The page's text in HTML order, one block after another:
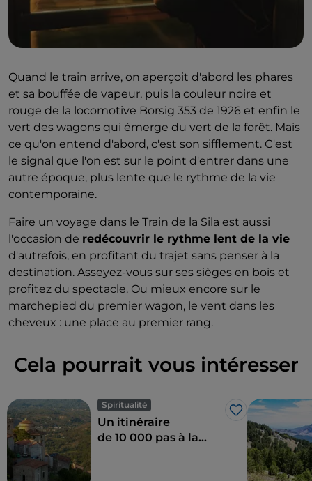
Quand le train arrive, on aperçoit d'abord les phares
et sa bouffée de vapeur, puis la couleur noire et
rouge de la locomotive Borsig 353 de 1926 et enfin le
vert des wagons qui émerge du vert de la forêt. Mais
ce qu'on entend d'abord, c'est son sifflement. C'est
le signal que l'on est sur le point d'entrer dans une
autre époque, plus lente que le rythme de la vie
contemporaine.
Faire un voyage dans le Train de la Sila est aussi
l'occasion de redécouvrir le rythme lent de la vie
d'autrefois, en profitant du trajet sans penser à la
destination. Asseyez-vous sur ses sièges en bois et
profitez du spectacle. Ou mieux encore sur le
marchepied du premier wagon, le vent dans les
cheveux : une place au premier rang.
Cela pourrait vous intéresser
Spiritualité
J’aime
Un itinéraire
de 10 000 pas à la